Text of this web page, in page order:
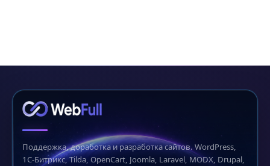
Поддержка, доработка и разработка сайтов. WordPress,
1С-Битрикс, Tilda, OpenCart, Joomla, Laravel, MODX, Drupal,